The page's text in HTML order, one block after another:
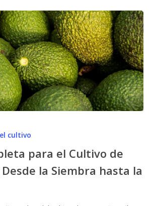
cultivo
para el Cultivo de
la Siembra hasta la